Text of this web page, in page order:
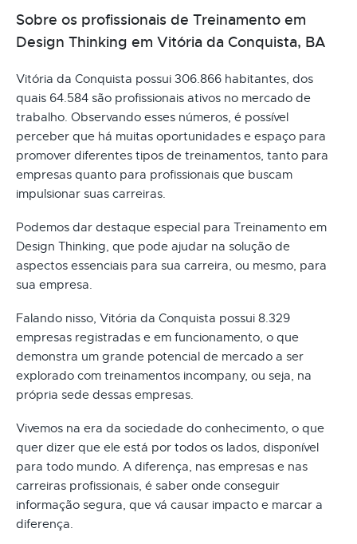
Sobre os profissionais de Treinamento em
Design Thinking em Vitória da Conquista, BA
Vitória da Conquista possui 306.866 habitantes, dos
quais 64.584 são profissionais ativos no mercado de
trabalho. Observando esses números, é possível
perceber que há muitas oportunidades e espaço para
promover diferentes tipos de treinamentos, tanto para
empresas quanto para profissionais que buscam
impulsionar suas carreiras.
Podemos dar destaque especial para Treinamento em
Design Thinking, que pode ajudar na solução de
aspectos essenciais para sua carreira, ou mesmo, para
sua empresa.
Falando nisso, Vitória da Conquista possui 8.329
empresas registradas e em funcionamento, o que
demonstra um grande potencial de mercado a ser
explorado com treinamentos incompany, ou seja, na
própria sede dessas empresas.
Vivemos na era da sociedade do conhecimento, o que
quer dizer que ele está por todos os lados, disponível
para todo mundo. A diferença, nas empresas e nas
carreiras profissionais, é saber onde conseguir
informação segura, que vá causar impacto e marcar a
diferença.